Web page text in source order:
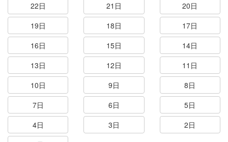
22日
21日
20日
19日
18日
17日
16日
15日
14日
13日
12日
11日
10日
9日
8日
7日
6日
5日
4日
3日
2日